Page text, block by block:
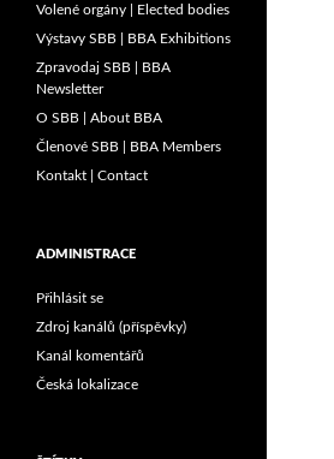
Volené orgány | Elected bodies
Výstavy SBB | BBA Exhibitions
Zpravodaj SBB | BBA
Newsletter
O SBB | About BBA
Členové SBB | BBA Members
Kontakt | Contact
ADMINISTRACE
Přihlásit se
Zdroj kanálů (příspěvky)
Kanál komentářů
Česká lokalizace